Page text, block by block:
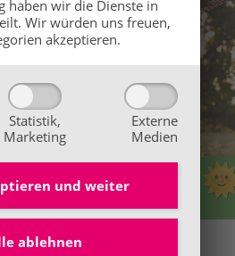
haben wir die Dienste in
Wir würden uns freuen,
akzeptieren.
Statistik,
Marketing
Externe
Medien
und weiter
ablehnen
Hier alle Infos